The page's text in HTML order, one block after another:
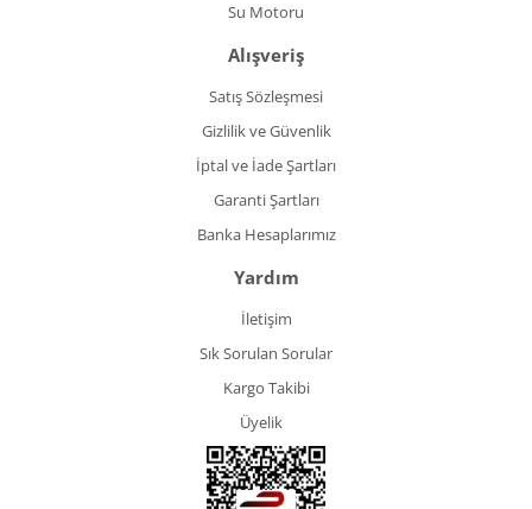
Su Motoru
Alışveriş
Satış Sözleşmesi
Gizlilik ve Güvenlik
İptal ve İade Şartları
Garanti Şartları
Banka Hesaplarımız
Yardım
İletişim
Sık Sorulan Sorular
Kargo Takibi
Üyelik